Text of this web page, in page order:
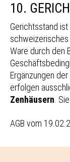
10.
Gerichtsstand
schweizerisches
Ware durch den
Ergänzungen
erfolgen
Zenhäusern .
AGB vom